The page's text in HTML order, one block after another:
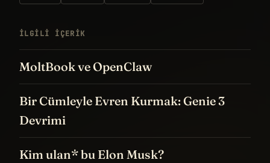
İLGILI IÇERIK
MoltBook ve OpenClaw
Bir Cümleyle Evren Kurmak: Genie 3
Devrimi
Kim ulan* bu Elon Musk?